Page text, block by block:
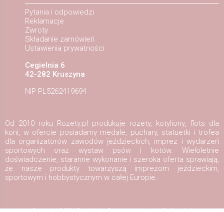
Pytania i odpowiedzi
Reklamacje
Zwroty
Składanie zamówień
Ustawienia prywatności
Cegielnia 6
42-282 Kruszyna
NIP PL5262419694
Od 2010 roku Rozety.pl produkuje rozety, kotyliony, flots dla
koni, w ofercie posiadamy medale, puchary, statuetki i trofea
dla organizatorów zawodów jeździeckich, imprez i wydarzeń
sportowych oraz wystaw psów i kotów. Wieloletnie
doświadczenie, staranne wykonanie i szeroka oferta sprawiają,
że nasze produkty towarzyszą imprezom jeździeckim,
sportowym i hobbystycznym w całej Europie.
Copyright ©2026Rozety.pl Projekt i wykonanie:Redhand.pl